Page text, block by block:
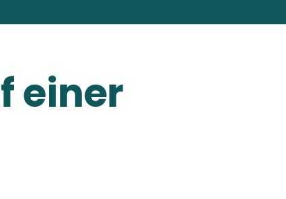
einer